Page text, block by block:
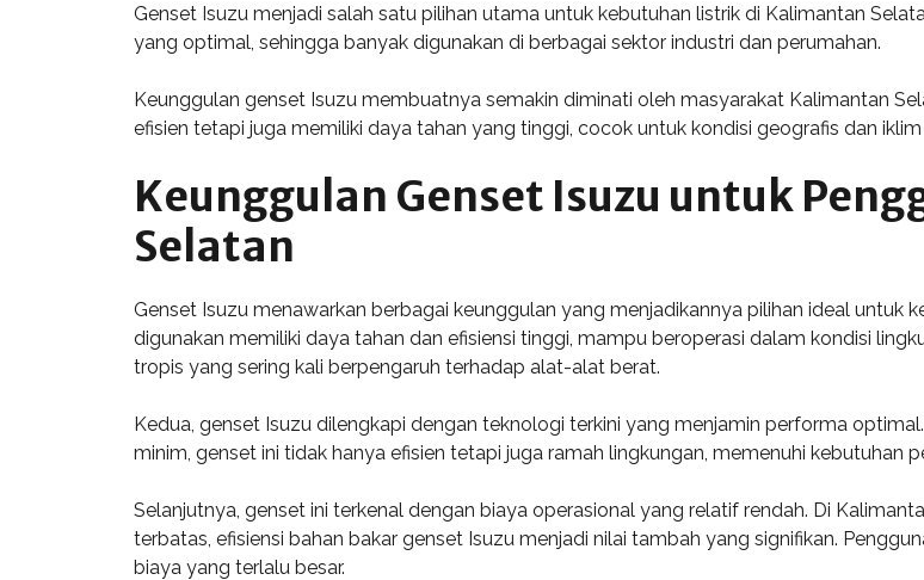
Genset Isuzu menjadi salah satu pilihan utama untuk kebutuhan listrik di Kalimantan
yang optimal, sehingga banyak digunakan di berbagai sektor industri dan perumahan.
Keunggulan genset Isuzu membuatnya semakin diminati oleh masyarakat Kalimantan
efisien tetapi juga memiliki daya tahan yang tinggi, cocok untuk kondisi geografis dan
Keunggulan Genset Isuzu untuk
Selatan
Genset Isuzu menawarkan berbagai keunggulan yang menjadikannya pilihan ideal untuk
digunakan memiliki daya tahan dan efisiensi tinggi, mampu beroperasi dalam kondisi
tropis yang sering kali berpengaruh terhadap alat-alat berat.
Kedua, genset Isuzu dilengkapi dengan teknologi terkini yang menjamin performa
minim, genset ini tidak hanya efisien tetapi juga ramah lingkungan, memenuhi kebutuhan
Selanjutnya, genset ini terkenal dengan biaya operasional yang relatif rendah. Di
terbatas, efisiensi bahan bakar genset Isuzu menjadi nilai tambah yang signifikan.
biaya yang terlalu besar.